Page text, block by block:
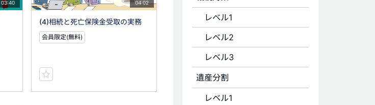
03:40 04:02
(4)相続と死亡保険金受取の実務
会員限定(無料)
レベル1
レベル2
レベル3
遺産分割
レベル1